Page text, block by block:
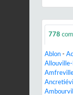
778
Ablon -